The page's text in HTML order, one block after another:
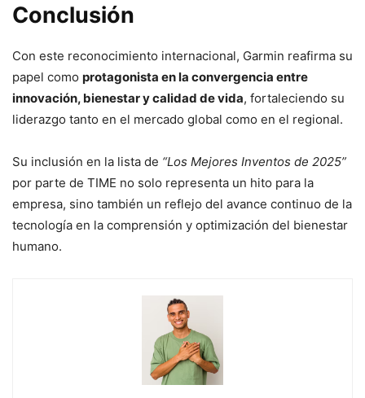
Conclusión
Con este reconocimiento internacional, Garmin reafirma su
papel como protagonista en la convergencia entre
innovación, bienestar y calidad de vida, fortaleciendo su
liderazgo tanto en el mercado global como en el regional.
Su inclusión en la lista de “Los Mejores Inventos de 2025”
por parte de TIME no solo representa un hito para la
empresa, sino también un reflejo del avance continuo de la
tecnología en la comprensión y optimización del bienestar
humano.